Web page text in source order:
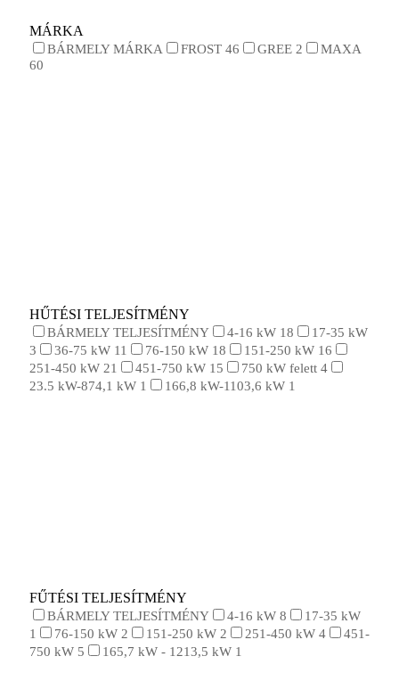
MÁRKA
BÁRMELY MÁRKA FROST 46 GREE 2
MAXA
60
HŰTÉSI TELJESÍTMÉNY
BÁRMELY TELJESÍTMÉNY 4-16 kW 18
17-35 kW
3
36-75 kW 11 76-150 kW 18 151-250 kW 16
251-450 kW 21 451-750 kW 15 750 kW felett 4
23.5 kW-874,1 kW 1 166,8 kW-1103,6 kW 1
FŰTÉSI TELJESÍTMÉNY
BÁRMELY TELJESÍTMÉNY 4-16 kW 8
17-35 kW
1
76-150 kW 2 151-250 kW 2 251-450 kW 4
451-
750 kW 5 165,7 kW - 1213,5 kW 1